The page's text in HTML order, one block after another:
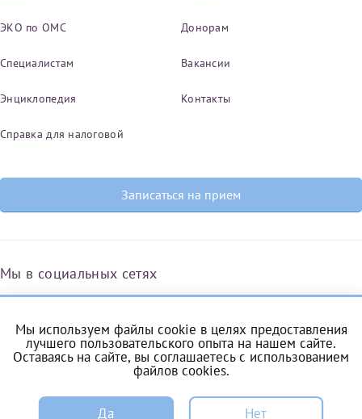
ЭКО по ОМС Донорам
Специалистам Вакансии
Энциклопедия Контакты
Справка для налоговой
Записаться на прием
Мы в социальных сетях
Вконтакте ОдноклассникиЯндекс.Дзен Telegram Max
Комендантский проспект, 53/1A
Мы используем файлы cookie в целях предоставления
лучшего пользовательского опыта на нашем сайте.
Оставаясь на сайте, вы соглашаетесь с использованием
файлов cookies.
Да Нет
ЗАПИСЬ